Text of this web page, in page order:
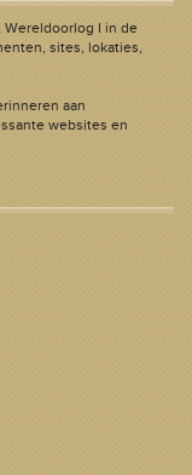
Wereldoorlog I in de
sites, lokaties,
aan
websites en